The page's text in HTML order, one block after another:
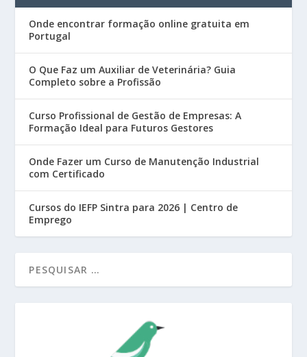
Onde encontrar formação online gratuita em
Portugal
O Que Faz um Auxiliar de Veterinária? Guia
Completo sobre a Profissão
Curso Profissional de Gestão de Empresas: A
Formação Ideal para Futuros Gestores
Onde Fazer um Curso de Manutenção Industrial
com Certificado
Cursos do IEFP Sintra para 2026 | Centro de
Emprego